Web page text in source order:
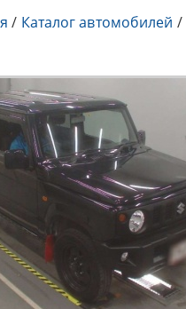
/ Каталог автомобилей /